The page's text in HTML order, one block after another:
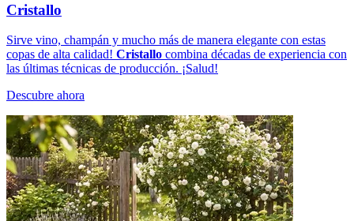
Cristallo
Sirve vino, champán y mucho más de manera elegante con estas
copas de alta calidad! Cristallo combina décadas de experiencia con
las últimas técnicas de producción. ¡Salud!
Descubre ahora